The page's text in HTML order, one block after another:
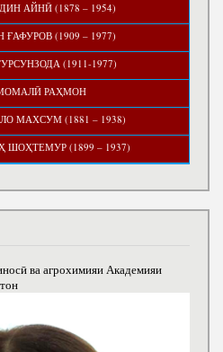
АЙНӢ (1878 – 1954)
ҒАФУРОВ (1909 – 1977)
(1911-1977)
РАҲМОН
МАХСУМ (1881 – 1938)
(1899 – 1937)
ва агрохимияи Академияи